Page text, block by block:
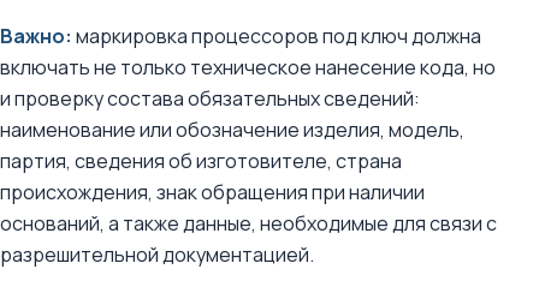
Важно: маркировка процессоров под ключ должна
включать не только техническое нанесение кода, но
и проверку состава обязательных сведений:
наименование или обозначение изделия, модель,
партия, сведения об изготовителе, страна
происхождения, знак обращения при наличии
оснований, а также данные, необходимые для связи с
разрешительной документацией.